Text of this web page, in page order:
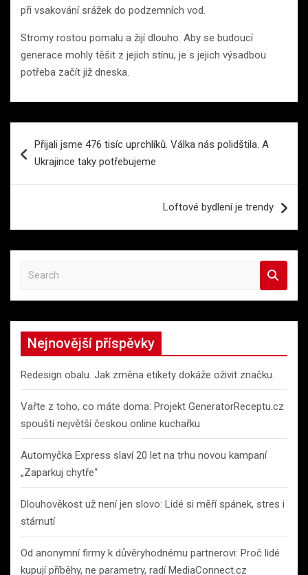
při vsakování srážek do podzemních vod.
Stromy rostou pomalu a žijí dlouho. Aby se budoucí
generace mohly těšit z jejich stínu, je s jejich výsadbou
potřeba začít již dneska.
proPřijali jsme 476 tisíc uprchlíků. Válka nás polidštila. A
Ukrajince taky potřebujeme
Loftové bydlení je trendy
a
r
h
Nejnovější příspěvky
Redesign obalu. Jak změna etikety dokáže oživit značku.
Vařte z toho, co máte doma: Projekt GeneratorReceptu.cz
spouští největší českou online kuchařku
Automyčka Express slaví 20 let na trhu novou kampaní
„Zaparkuj chytře“
Dlouhověkost už není jen slovo: Lidé si měří spánek, stres i
stárnutí
Od anonymní firmy k důvěryhodnému partnerovi: Proč lidé
kupují příběhy, ne parametry, radí MediaConnect.cz